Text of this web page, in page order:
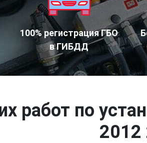
100% регистрация ГБО
в ГИБДД
работ по
2012